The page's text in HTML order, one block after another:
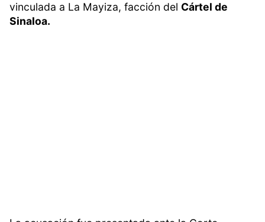
vinculada a La Mayiza, facción del Cártel de
Sinaloa.